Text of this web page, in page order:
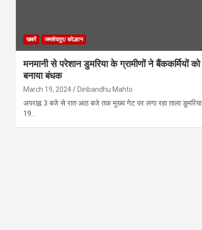
खबरें जमशेदपुर/ कोल्हान
मनमानी से परेशान डुमरिया के ग्रामीणों ने बैंककर्मियों को
बनाया बंधक
March 19, 2024 Dinbandhu Mahto
अपराह्न 3 बजे से रात आठ बजे तक मुख्य गेट पर लगा रहा ताला डुमरिया
19…